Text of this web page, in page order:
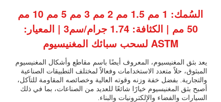
السُمك: 1 مم 1.5 مم 2 مم 3 مم 5 مم 10 مم
50 مم | الكثافة: 1.74 جرام/سم3 | المعيار:
ASTM لسحب سبائك المغنيسيوم
يعد بثق المغنيسيوم، المعروف أيضًا باسم مقاطع وأشكال المغنيسيوم
المبثوق، حلاً متعدد الاستخدامات وفعالاً لمختلف التطبيقات الصناعية
والتجارية. بفضل خفة وزنه وقوته العالية وخصائصه المقاومة للتآكل،
أصبح بثق المغنيسيوم خيارًا شائعًا للعديد من الصناعات، بما في ذلك
السيارات والفضاء والإلكترونيات والبناء.